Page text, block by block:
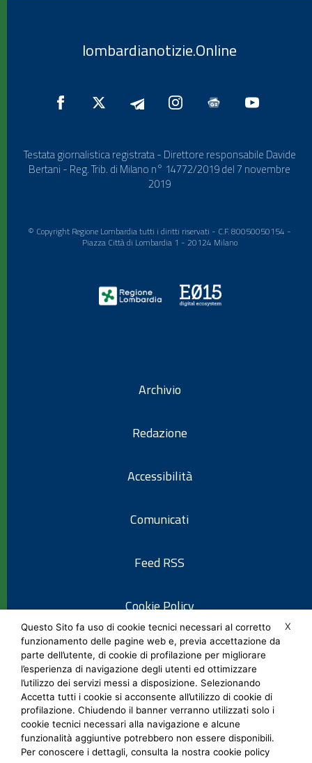
lombardianotizie.Online
Testata giornalistica registrata - Direttore responsabile Davide
Bertani - Reg. Trib. di Milano n° 14772/2019 del 7 novembre
2019
© Copyright Regione Lombardia tutti i diritti riservati - C.F. 80050050154 -
Piazza Città di Lombardia 1 - 20124 Milano
Archivio
Redazione
Accessibilità
Comunicati
Feed RSS
Cookie Policy
Informativa privacy
Note legali
Social Media Policy
X
Questo Sito fa uso di cookie tecnici necessari al corretto
funzionamento delle pagine web e, previa accettazione da
parte dell’utente, di cookie di profilazione per migliorare
l’esperienza di navigazione degli utenti ed ottimizzare
l’utilizzo dei servizi messi a disposizione. Selezionando
Accetta tutti i cookie si acconsente all’utilizzo di cookie di
profilazione. Chiudendo il banner verranno utilizzati solo i
cookie tecnici necessari alla navigazione e alcune
funzionalità aggiuntive potrebbero non essere disponibili.
Per conoscere i dettagli, consulta la nostra cookie policy